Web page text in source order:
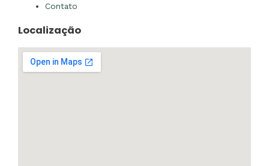
Contato
Localização